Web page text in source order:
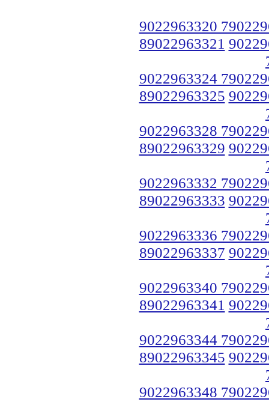
9022963320
89022963321
9022963324
89022963325
9022963328
89022963329
9022963332
89022963333
9022963336
89022963337
9022963340
89022963341
9022963344
89022963345
9022963348